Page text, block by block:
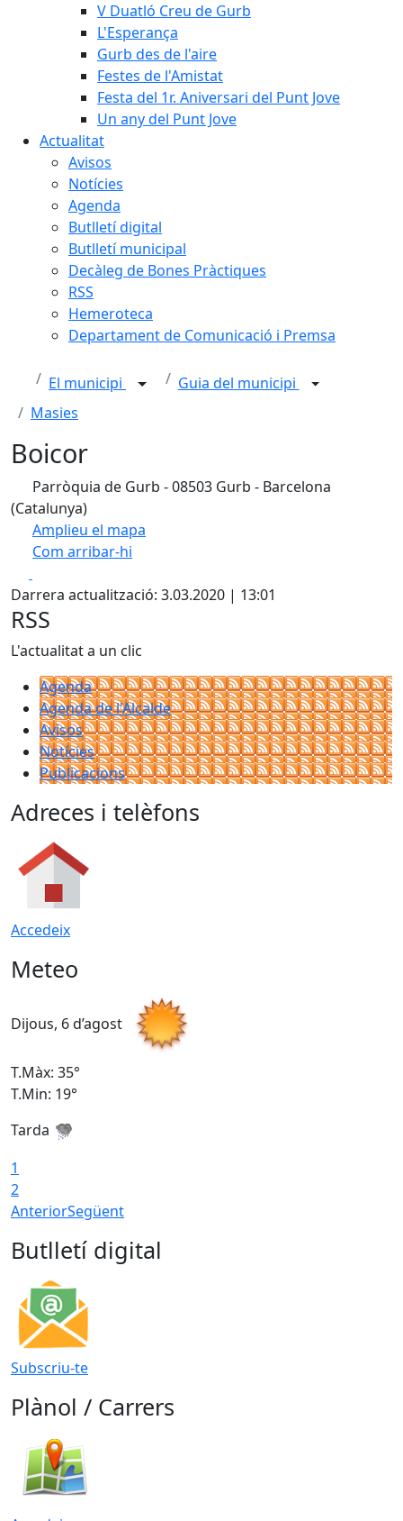
V Duatló Creu de Gurb
L'Esperança
Gurb des de l'aire
Festes de l'Amistat
Festa del 1r. Aniversari del Punt Jove
Un any del Punt Jove
Actualitat
Avisos
Notícies
Agenda
Butlletí digital
Butlletí municipal
Decàleg de Bones Pràctiques
RSS
Hemeroteca
Departament de Comunicació i Premsa
El municipi
Guia del municipi
Masies
Boicor
Parròquia de Gurb - 08503 Gurb - Barcelona
(Catalunya)
Amplieu el mapa
Com arribar-hi
+
−
Darrera actualització: 3.03.2020 | 13:01
RSS
L'actualitat a un clic
Agenda
Agenda de l'Alcalde
Avisos
Notícies
Publicacions
Adreces i telèfons
Accedeix
Meteo
Dijous, 6 d’agost
T.Màx: 35°
T.Min: 19°
Tarda
1
2
AnteriorSegüent
Butlletí digital
Subscriu-te
Plànol / Carrers